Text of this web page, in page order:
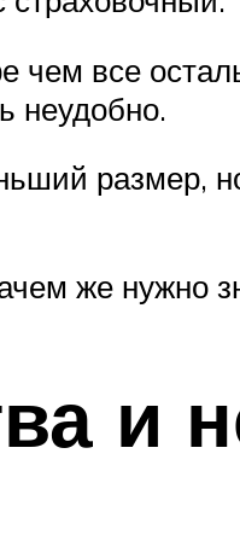
все
неудобно.
размер,
же нужно
и